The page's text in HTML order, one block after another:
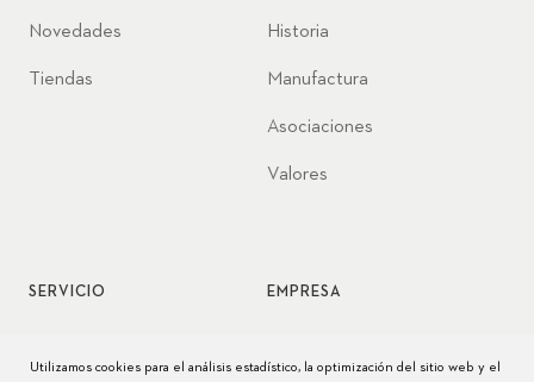
Novedades
Tiendas
Historia
Manufactura
Asociaciones
Valores
SERVICIO EMPRESA
Utilizamos cookies para el análisis estadístico, la optimización del sitio web y el